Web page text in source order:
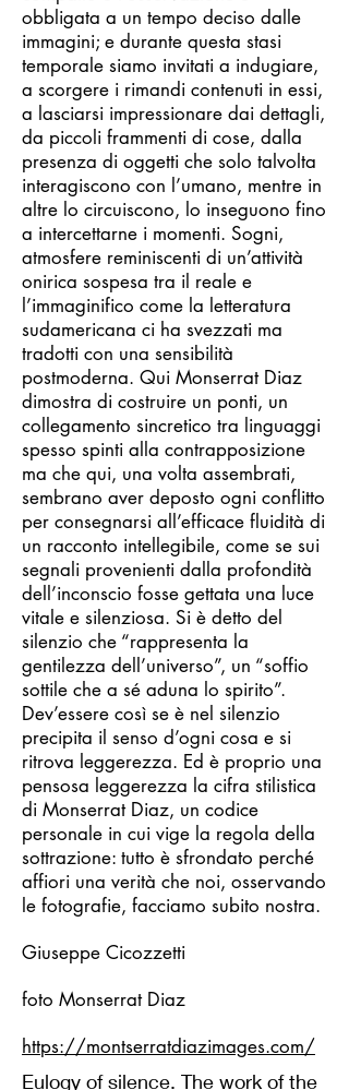
obbligata a un tempo deciso dalle
immagini; e durante questa stasi
temporale siamo invitati a indugiare,
a scorgere i rimandi contenuti in essi,
a lasciarsi impressionare dai dettagli,
da piccoli frammenti di cose, dalla
presenza di oggetti che solo talvolta
interagiscono con l’umano, mentre in
altre lo circuiscono, lo inseguono fino
a intercettarne i momenti. Sogni,
atmosfere reminiscenti di un’attività
onirica sospesa tra il reale e
l’immaginifico come la letteratura
sudamericana ci ha svezzati ma
tradotti con una sensibilità
postmoderna. Qui Monserrat Diaz
dimostra di costruire un ponti, un
collegamento sincretico tra linguaggi
spesso spinti alla contrapposizione
ma che qui, una volta assembrati,
sembrano aver deposto ogni conflitto
per consegnarsi all’efficace fluidità di
un racconto intellegibile, come se sui
segnali provenienti dalla profondità
dell’inconscio fosse gettata una luce
vitale e silenziosa. Si è detto del
silenzio che “rappresenta la
gentilezza dell’universo”, un “soffio
sottile che a sé aduna lo spirito”.
Dev’essere così se è nel silenzio
precipita il senso d’ogni cosa e si
ritrova leggerezza. Ed è proprio una
pensosa leggerezza la cifra stilistica
di Monserrat Diaz, un codice
personale in cui vige la regola della
sottrazione: tutto è sfrondato perché
affiori una verità che noi, osservando
le fotografie, facciamo subito nostra.
Giuseppe Cicozzetti
foto Monserrat Diaz
https://montserratdiazimages.com/
Eulogy of silence. The work of the